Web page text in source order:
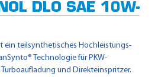
DLO SAE 10W-
ein teilsynthetisches Hochleistungs-
Technologie für PKW-
und Direkteinspritzer.